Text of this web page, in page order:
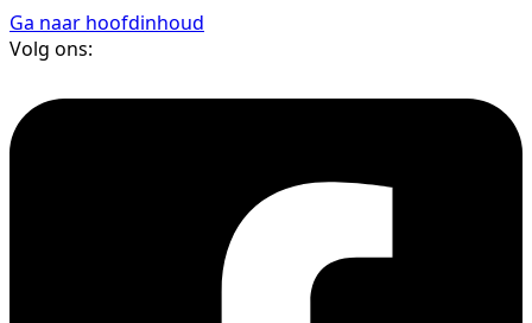
Ga naar hoofdinhoud
Volg ons: